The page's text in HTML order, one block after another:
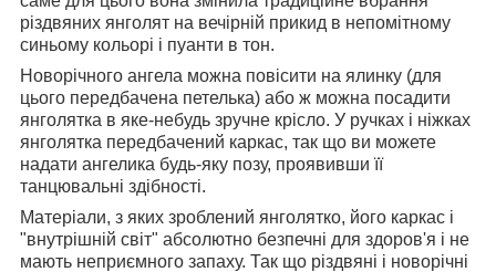
різдвяних янголят на вечірній прикид в непомітному
синьому кольорі і пуанти в тон.
Новорічного ангела можна повісити на ялинку (для
цього передбачена петелька) або ж можна посадити
янголятка в яке-небудь зручне крісло. У ручках і ніжках
янголятка передбачений каркас, так що ви можете
надати ангелика будь-яку позу, проявивши її
танцювальні здібності.
Матеріали, з яких зроблений янголятко, його каркас і
"внутрішній світ" абсолютно безпечні для здоров'я і не
мають неприємного запаху. Так що різдвяні і новорічні